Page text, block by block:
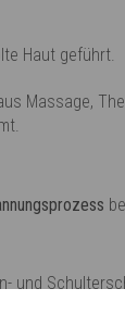
Haut geführt.
Massage,
und
Inhaltsstoffe